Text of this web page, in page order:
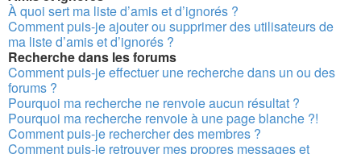
À quoi sert ma liste d’amis et d’ignorés ?
Comment puis-je ajouter ou supprimer des utilisateurs de
ma liste d’amis et d’ignorés ?
Recherche dans les forums
Comment puis-je effectuer une recherche dans un ou des
forums ?
Pourquoi ma recherche ne renvoie aucun résultat ?
Pourquoi ma recherche renvoie à une page blanche ?!
Comment puis-je rechercher des membres ?
Comment puis-je retrouver mes propres messages et